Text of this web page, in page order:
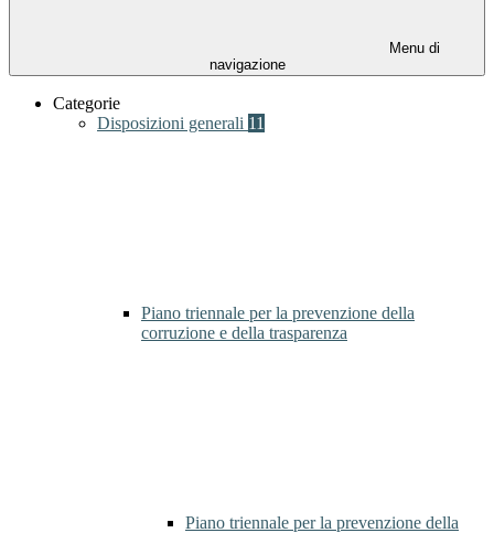
Menu di
navigazione
Categorie
Disposizioni generali 11
Piano triennale per la prevenzione della
corruzione e della trasparenza
Piano triennale per la prevenzione della